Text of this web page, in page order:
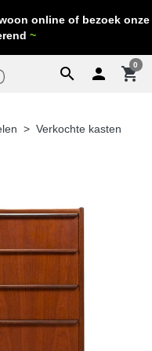
online of bezoek onze
~
search  shopping_cart
0
Verkochte kasten